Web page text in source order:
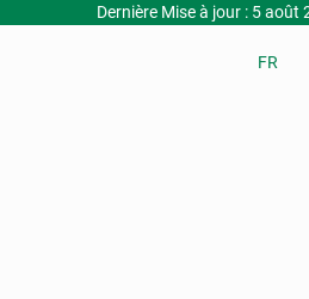
Dernière Mise à jour : 5 août
FR